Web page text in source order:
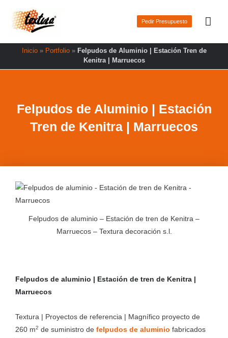
contenido
Pedir Presupuesto
Inicio» Portfolio» Felpudos de Aluminio | Estación Tren de
Kenitra | Marruecos
Felpudos de Aluminio | Estación
Tren de Kenitra | Marruecos
Felpudos de aluminio – Estación de tren de Kenitra –
Marruecos – Textura decoración s.l.
Felpudos de aluminio | Estación de tren de Kenitra |
Marruecos
Textura | Proyectos de referencia | Magnífico proyecto de
260 m2 de suministro de felpudos de aluminio fabricados